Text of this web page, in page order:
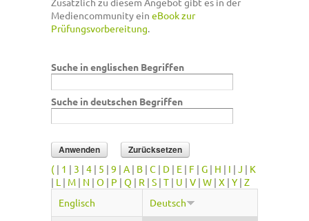
Mediencommunity ein eBook zur
Prüfungsvorbereitung.
Suche in englischen Begriffen
Suche in deutschen Begriffen
( | 1 | 3 | 4 | 5 | 9 | A | B | C | D | E | F | G | H | I | J | K
| L | M | N | O | P | Q | R | S | T | U | V | W | X | Y | Z
Englisch
Deutsch